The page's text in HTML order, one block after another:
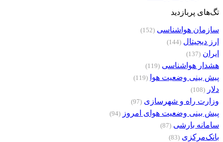
تگ‌های پربازدید
سازمان هواشناسی (152)
ارز دیجیتال (144)
ایران (137)
هشدار هواشناسی (119)
پیش بینی وضعیت هوا (119)
دلار (108)
وزارت راه و شهرسازی (97)
پیش بینی وضعیت هوای امروز (94)
سامانه بارشی (87)
بانک‌مرکزی (83)